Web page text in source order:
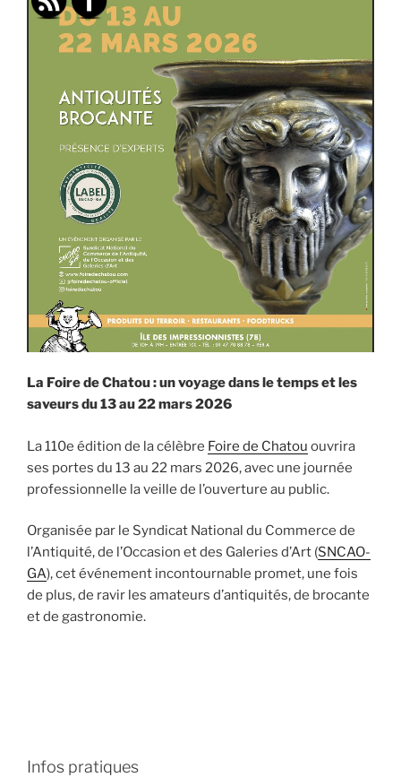
La Foire de Chatou : un voyage dans le temps et les
saveurs du 13 au 22 mars 2026
La 110e édition de la célèbre Foire de Chatou ouvrira
ses portes du 13 au 22 mars 2026, avec une journée
professionnelle la veille de l’ouverture au public.
Organisée par le Syndicat National du Commerce de
l’Antiquité, de l’Occasion et des Galeries d’Art (SNCAO-
GA), cet événement incontournable promet, une fois
de plus, de ravir les amateurs d’antiquités, de brocante
et de gastronomie.
Infos pratiques